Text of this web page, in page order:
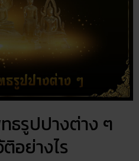
ธรูปปางต่าง ๆ
อย่างไร